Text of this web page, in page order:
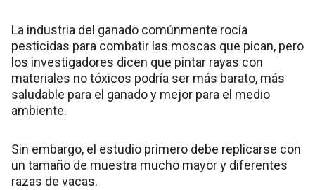
La industria del ganado comúnmente rocía
pesticidas para combatir las moscas que pican, pero
los investigadores dicen que pintar rayas con
materiales no tóxicos podría ser más barato, más
saludable para el ganado y mejor para el medio
ambiente.
Sin embargo, el estudio primero debe replicarse con
un tamaño de muestra mucho mayor y diferentes
razas de vacas.